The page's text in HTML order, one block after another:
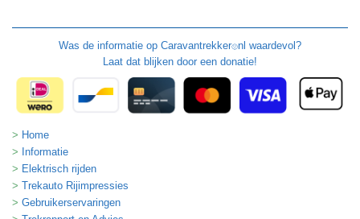
Was de informatie op Caravantrekker🙂nl waardevol?
Laat dat blijken door een donatie!
Home
Informatie
Elektrisch rijden
Trekauto Rijimpressies
Gebruikerservaringen